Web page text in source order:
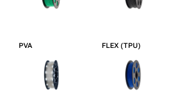
PVA FLEX (TPU)